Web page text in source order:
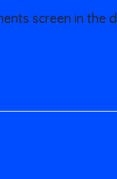
screen in the